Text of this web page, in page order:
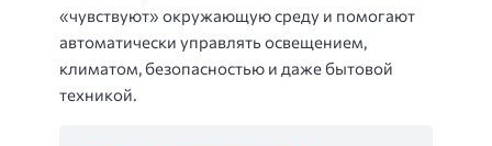
«чувствуют» окружающую среду и помогают
автоматически управлять освещением,
климатом, безопасностью и даже бытовой
техникой.